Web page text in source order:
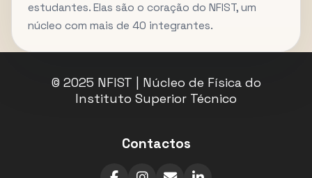
estudantes. Elas são o coração do NFIST, um
núcleo com mais de 40 integrantes.
© 2025 NFIST | Núcleo de Física do
Instituto Superior Técnico
Contactos